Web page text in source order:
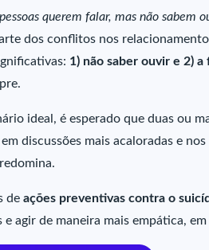
querem falar, mas não sabem
dos conflitos nos
1) não saber ouvir e 2)
ideal, é esperado que duas ou
discussões mais acaloradas e nos
de ações preventivas contra o
e agir de maneira mais empática,